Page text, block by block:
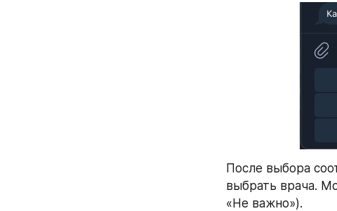
После выбора
выбрать врача.
«Не важно»).